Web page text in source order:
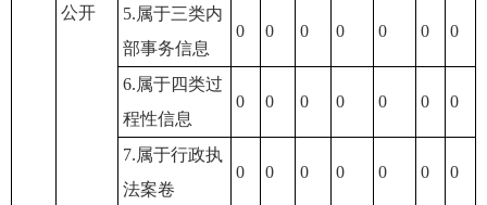
公开
5.属于三类内
部事务信息
0 0 0 0 0 0 0
6.属于四类过
程性信息
0 0 0 0 0 0 0
7.属于行政执
法案卷
0 0 0 0 0 0 0